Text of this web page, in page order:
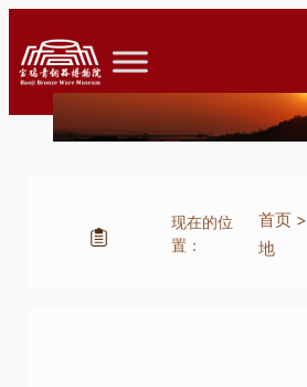
至
内
现在的位
置：
首页>
地